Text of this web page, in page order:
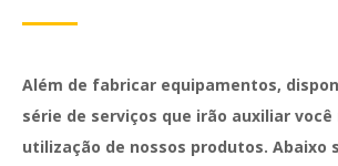
Além de fabricar equipamentos,
série de serviços que irão auxiliar
utilização de nossos produtos. Abaixo